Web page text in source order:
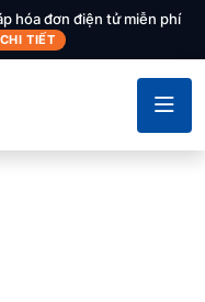
hóa đơn điện tử miễn phí
TIẾT